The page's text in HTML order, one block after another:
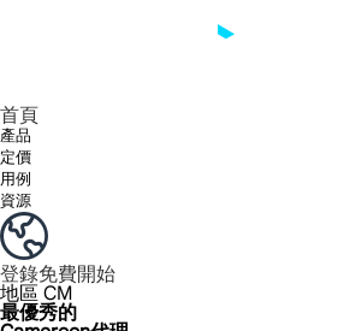
首頁
產品
定價
用例
資源
登錄免費開始
地區 CM
最優秀的